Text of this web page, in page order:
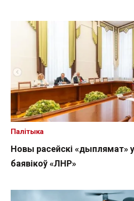
Новы расейскі «дыплямат»
баявікоў «ЛНР»
Палітыка